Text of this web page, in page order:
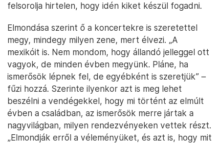
felsorolja hirtelen, hogy idén kiket készül fogadni.
Elmondása szerint ő a koncertekre is szeretettel
megy, mindegy milyen zene, mert élvezi. „A
mexikóit is. Nem mondom, hogy állandó jelleggel ott
vagyok, de minden évben megyünk. Pláne, ha
ismerősök lépnek fel, de egyébként is szeretjük” –
fűzi hozzá. Szerinte ilyenkor azt is meg lehet
beszélni a vendégekkel, hogy mi történt az elmúlt
évben a családban, az ismerősök merre jártak a
nagyvilágban, milyen rendezvényeken vettek részt.
„Elmondják erről a véleményüket, és azt is, hogy mit